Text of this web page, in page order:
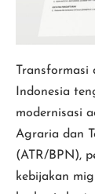
Elektronik
Indonesia
modernisasi
Agraria dan
(ATR/BPN),
kebijakan